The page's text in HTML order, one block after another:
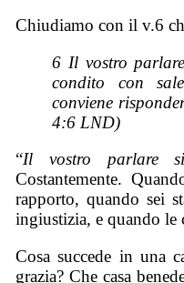
Chiudiamo con il v.6
6 Il vostro parlare
condito con
conviene
4:6 LND)
“Il vostro parlare
Costantemente.
rapporto, quando sei
ingiustizia, e quando le
Cosa succede in una
grazia? Che casa